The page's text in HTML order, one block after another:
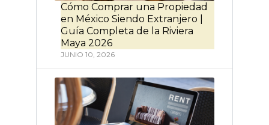
Cómo Comprar una Propiedad
en México Siendo Extranjero |
Guía Completa de la Riviera
Maya 2026
JUNIO 10, 2026